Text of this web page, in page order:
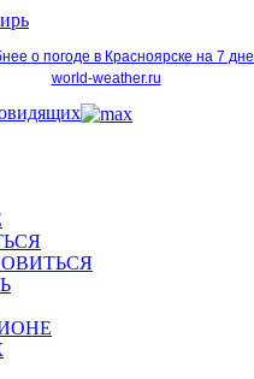
о погоде в Красноярске на 7
world-weather.ru